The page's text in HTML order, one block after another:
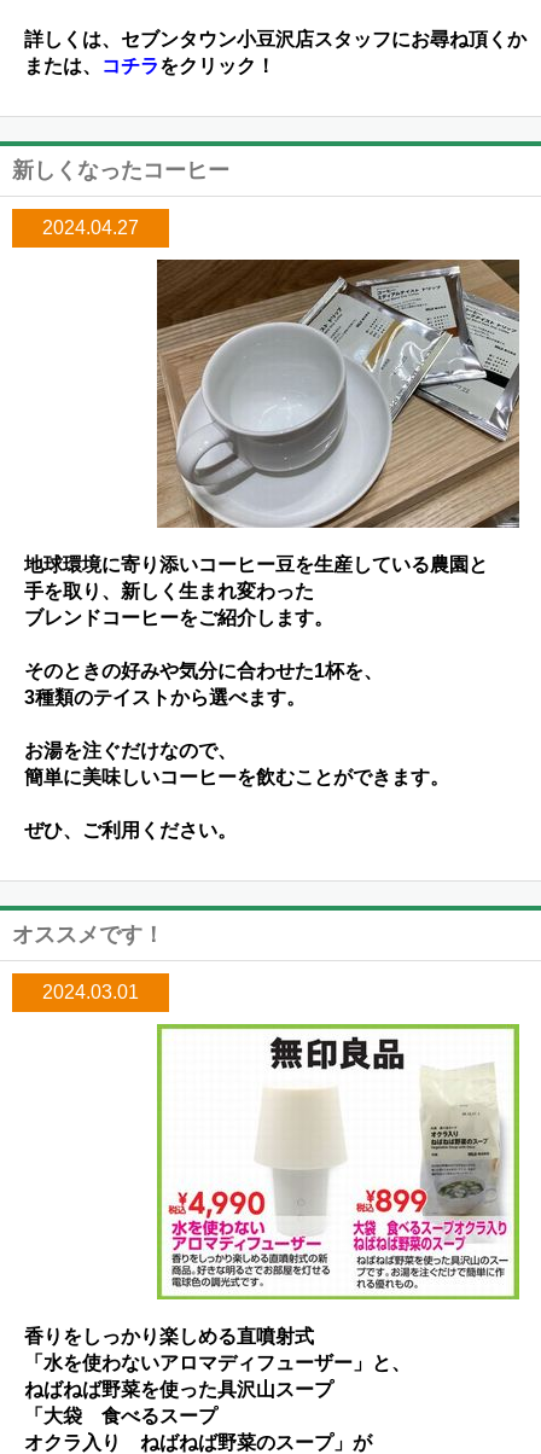
詳しくは、セブンタウン小豆沢店スタッフにお尋ね頂くか
または、
コチラをクリック！
新しくなったコーヒー
2024.04.27
地球環境に寄り添いコーヒー豆を生産している農園と
手を取り、新しく生まれ変わった
ブレンドコーヒーをご紹介します。
そのときの好みや気分に合わせた1杯を、
3種類のテイストから選べます。
お湯を注ぐだけなので、
簡単に美味しいコーヒーを飲むことができます。
ぜひ、ご利用ください。
オススメです！
2024.03.01
香りをしっかり楽しめる直噴射式
「水を使わないアロマディフューザー」と、
ねばねば野菜を使った具沢山スープ
「大袋 食べるスープ
オクラ入り ねばねば野菜のスープ」が